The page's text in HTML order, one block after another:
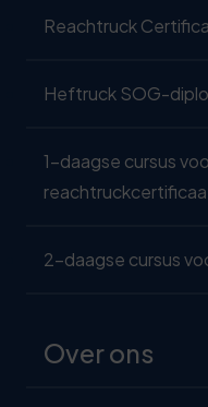
Reachtruck
Heftruck SOG-
1-daagse cursus
2-daagse cursus
Over ons